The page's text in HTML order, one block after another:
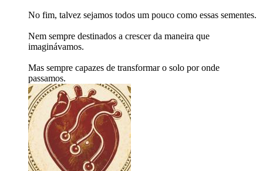
No fim, talvez sejamos todos um pouco como essas sementes.
Nem sempre destinados a crescer da maneira que
imaginávamos.
Mas sempre capazes de transformar o solo por onde
passamos.